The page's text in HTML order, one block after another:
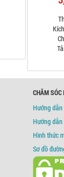
CHĂM SÓC
Hướng
Hướng
Hình thức
Sơ đồ